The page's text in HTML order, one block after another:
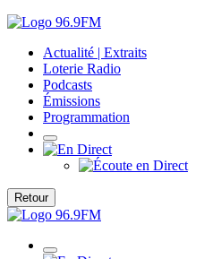
Actualité | Extraits
Loterie Radio
Podcasts
Émissions
Programmation
Retour